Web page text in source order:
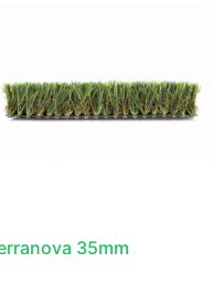
35mm